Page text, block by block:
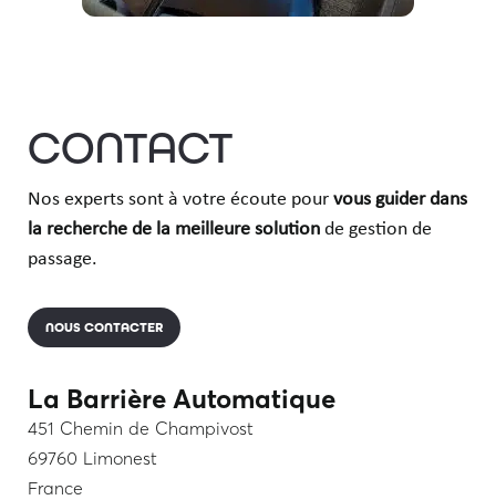
CONTACT
Nos experts sont à votre écoute pour vous guider dans
la recherche de la meilleure solutionde gestion de
passage.
NOUS CONTACTER
La Barrière Automatique
451 Chemin de Champivost
69760 Limonest
France